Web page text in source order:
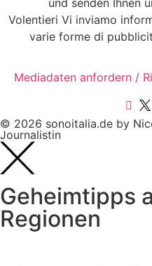
Volentieri Vi inviamo
varie forme di
Mediadaten anfordern /
© 2026 sonoitalia.de by
Journalistin
Geheimtipps
Regionen